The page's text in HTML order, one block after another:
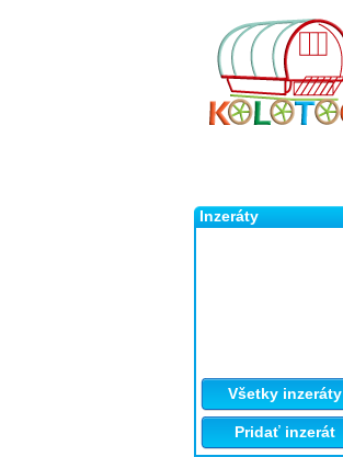
Inzeráty
Všetky inzeráty
Pridať inzerát